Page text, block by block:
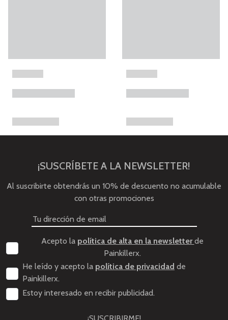
¡SUSCRÍBETE A LA NEWSLETTER!
Al suscribirte obtendrás un 10% de descuento no acumulable
con otras promociones
Acepto la política de alta en la newsletterde
Painkillerx.
He leído y acepto la política de privacidad de
Painkillerx.
Estoy interesado en recibir publicidad.
¡SUSCRIBIRME!